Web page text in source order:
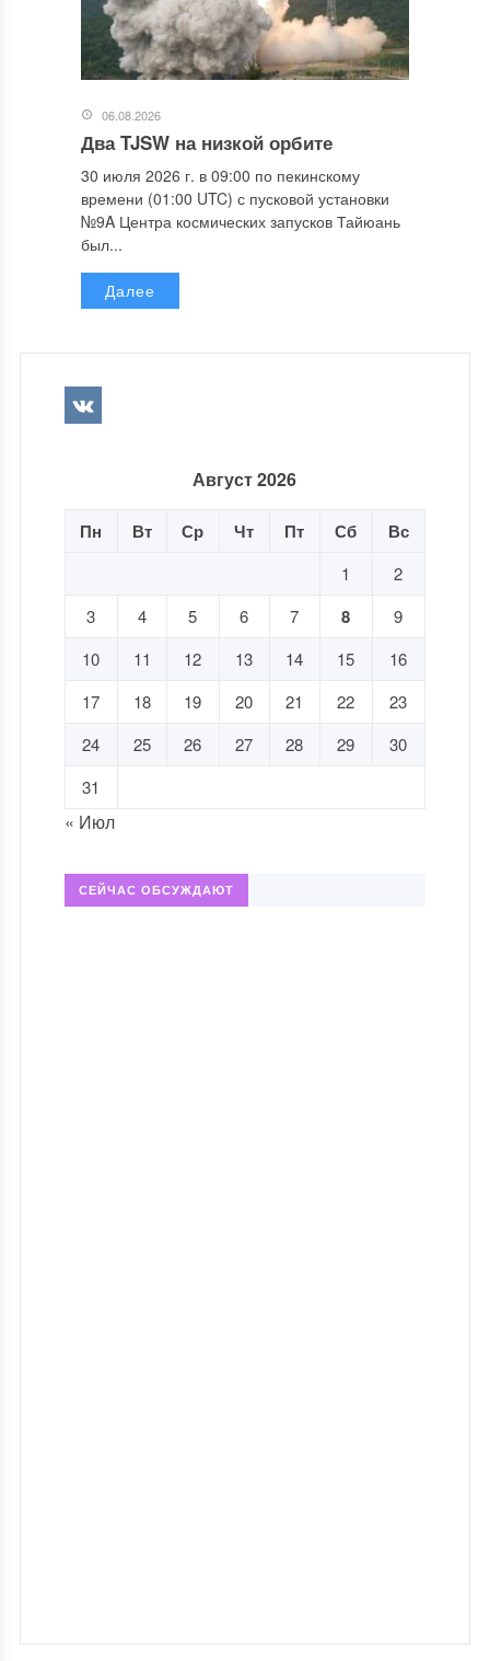
06.08.2026
Два TJSW на низкой орбите
30 июля 2026 г. в 09:00 по пекинскому
времени (01:00 UTC) с пусковой установки
№9A Центра космических запусков Тайюань
был...
Далее
Август 2026
Пн Вт Ср Чт Пт Сб Вс
1
2
3
4 5 6 7 8
9
10
11 12 13 14 15
16
17
18 19 20 21 22
23
24
25 26 27 28 29
30
31
« Июл
СЕЙЧАС ОБСУЖДАЮТ